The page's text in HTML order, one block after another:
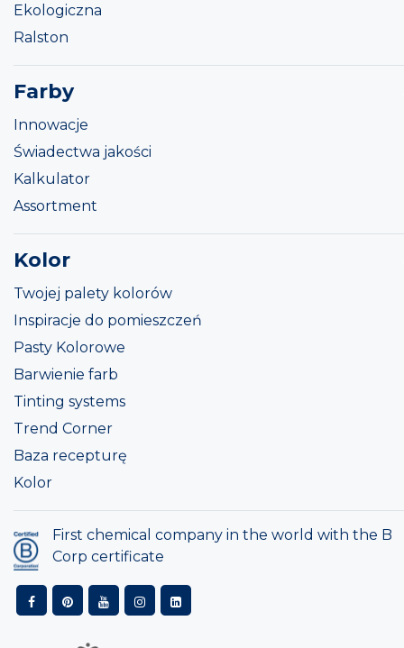
Ekologiczna
Ralston
Farby
Innowacje
Świadectwa jakości
Kalkulator
Assortment
Kolor
Twojej palety kolorów
Inspiracje do pomieszczeń
Pasty Kolorowe
Barwienie farb
Tinting systems
Trend Corner
Baza recepturę
Kolor
First chemical company in the world with the B
Corp certificate